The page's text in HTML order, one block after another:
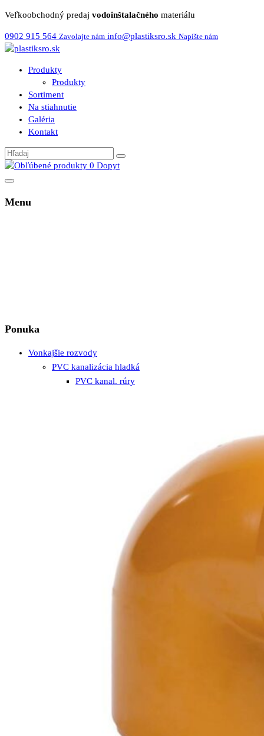
Veľkoobchodný predaj vodoinštalačného materiálu
0902 915 564 Zavolajte nám info@plastiksro.sk Napíšte nám
Produkty
Produkty
Sortiment
Na stiahnutie
Galéria
Kontakt
0 Dopyt
Menu
Ponuka
Vonkajšie rozvody
PVC kanalizácia hladká
PVC kanal. rúry